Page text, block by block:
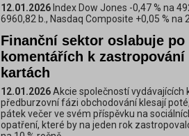
12.01.2026 Index Dow Jones -0,47 % na
6960,82 b., Nasdaq Composite +0,05 % na
Finanční sektor oslabuje po
komentářích k
kartách
12.01.2026Akcie společností vydávajících
předburzovní fázi obchodování klesají
pátek večer ve svém příspěvku na
opatření, které by na jeden rok